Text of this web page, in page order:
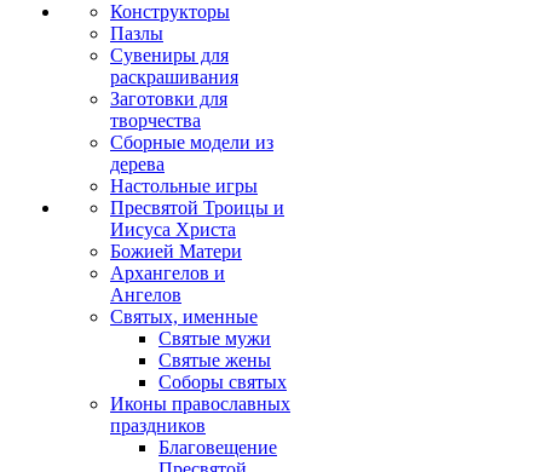
Конструкторы
Пазлы
Сувениры для
раскрашивания
Заготовки для
творчества
Сборные модели из
дерева
Настольные игры
Пресвятой Троицы и
Иисуса Христа
Божией Матери
Архангелов и
Ангелов
Святых, именные
Святые мужи
Святые жены
Соборы святых
Иконы православных
праздников
Благовещение